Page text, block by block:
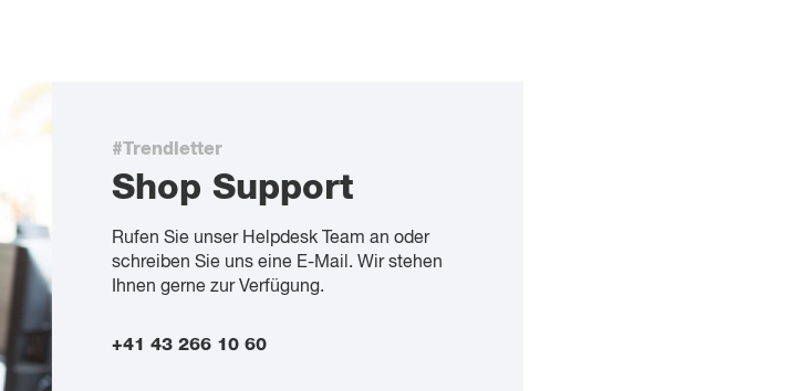
#Trendletter
Shop Support
Rufen Sie unser Helpdesk Team an oder
schreiben Sie uns eine E-Mail. Wir stehen
Ihnen gerne zur Verfügung.
+41 43 266 10 60